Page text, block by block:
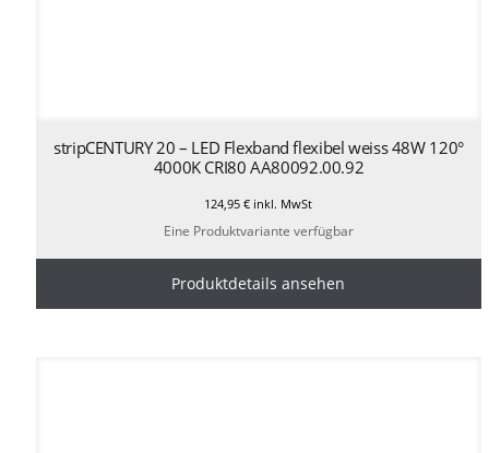
stripCENTURY 20 – LED Flexband flexibel weiss 48W 120°
4000K CRI80 AA80092.00.92
124,95€ inkl. MwSt
Eine Produktvariante verfügbar
Produktdetails ansehen